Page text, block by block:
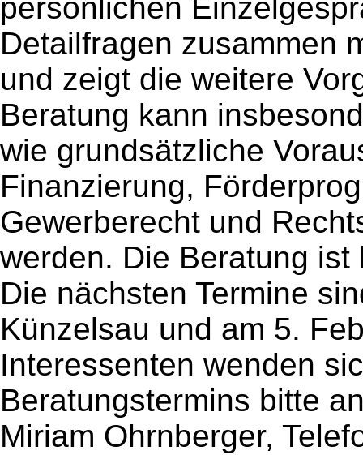
persönlichen
Detailfragen zusammen
und zeigt die weitere
Beratung kann
wie grundsätzliche
Finanzierung,
Gewerberecht und
werden. Die Beratung ist
Die nächsten Termine
Künzelsau und am 5.
Interessenten wenden
Beratungstermins bitte
Miriam Ohrnberger,